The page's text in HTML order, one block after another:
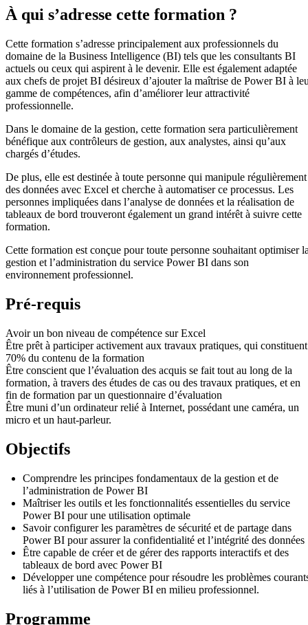
À qui s’adresse cette formation ?
Cette formation s’adresse principalement aux professionnels du
domaine de la Business Intelligence (BI) tels que les consultants BI
actuels ou ceux qui aspirent à le devenir. Elle est également adaptée
aux chefs de projet BI désireux d’ajouter la maîtrise de Power BI à
gamme de compétences, afin d’améliorer leur attractivité
professionnelle.
Dans le domaine de la gestion, cette formation sera particulièrement
bénéfique aux contrôleurs de gestion, aux analystes, ainsi qu’aux
chargés d’études.
De plus, elle est destinée à toute personne qui manipule régulièrement
des données avec Excel et cherche à automatiser ce processus. Les
personnes impliquées dans l’analyse de données et la réalisation de
tableaux de bord trouveront également un grand intérêt à suivre cette
formation.
Cette formation est conçue pour toute personne souhaitant optimiser
gestion et l’administration du service Power BI dans son
environnement professionnel.
Pré-requis
Avoir un bon niveau de compétence sur Excel
Être prêt à participer activement aux travaux pratiques, qui constituent
70% du contenu de la formation
Être conscient que l’évaluation des acquis se fait tout au long de la
formation, à travers des études de cas ou des travaux pratiques, et en
fin de formation par un questionnaire d’évaluation
Être muni d’un ordinateur relié à Internet, possédant une caméra, un
micro et un haut-parleur.
Objectifs
Comprendre les principes fondamentaux de la gestion et de
l’administration de Power BI
Maîtriser les outils et les fonctionnalités essentielles du service
Power BI pour une utilisation optimale
Savoir configurer les paramètres de sécurité et de partage dans
Power BI pour assurer la confidentialité et l’intégrité des données
Être capable de créer et de gérer des rapports interactifs et des
tableaux de bord avec Power BI
Développer une compétence pour résoudre les problèmes
liés à l’utilisation de Power BI en milieu professionnel.
Programme